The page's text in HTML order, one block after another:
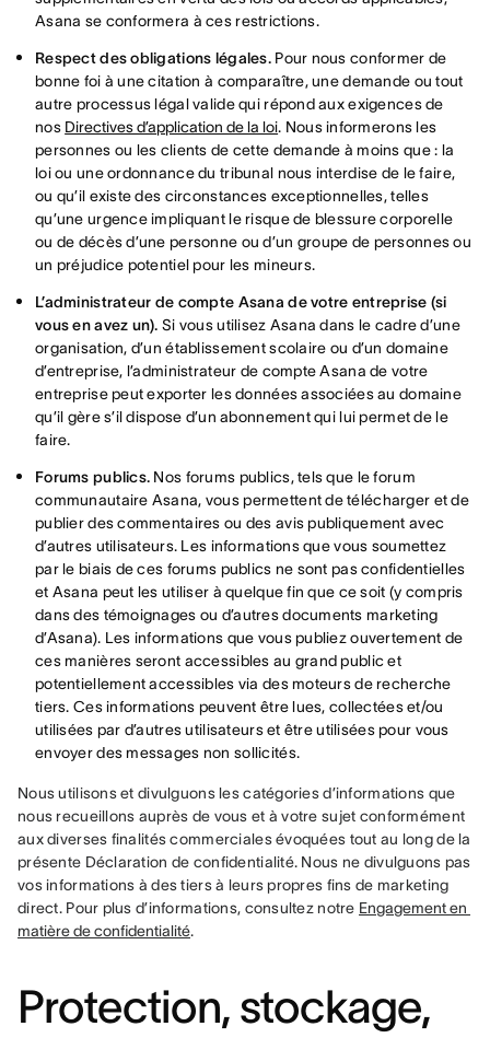
Asana se conformera à ces restrictions.
Respect des obligations légales.Pour nous conformer de
bonne foi à une citation à comparaître, une demande ou tout
autre processus légal valide qui répond aux exigences de
nos Directives d’application de la loi. Nous informerons les
personnes ou les clients de cette demande à moins que : la
loi ou une ordonnance du tribunal nous interdise de le faire,
ou qu’il existe des circonstances exceptionnelles, telles
qu’une urgence impliquant le risque de blessure corporelle
ou de décès d’une personne ou d’un groupe de personnes ou
un préjudice potentiel pour les mineurs.
L’administrateur de compte Asana de votre entreprise (si
vous en avez un). Si vous utilisez Asana dans le cadre d’une
organisation, d’un établissement scolaire ou d’un domaine
d’entreprise, l’administrateur de compte Asana de votre
entreprise peut exporter les données associées au domaine
qu’il gère s’il dispose d’un abonnement qui lui permet de le
faire.
Forums publics. Nos forums publics, tels que le forum
communautaire Asana, vous permettent de télécharger et de
publier des commentaires ou des avis publiquement avec
d’autres utilisateurs. Les informations que vous soumettez
par le biais de ces forums publics ne sont pas confidentielles
et Asana peut les utiliser à quelque fin que ce soit (y compris
dans des témoignages ou d’autres documents marketing
d’Asana). Les informations que vous publiez ouvertement de
ces manières seront accessibles au grand public et
potentiellement accessibles via des moteurs de recherche
tiers. Ces informations peuvent être lues, collectées et/ou
utilisées par d’autres utilisateurs et être utilisées pour vous
envoyer des messages non sollicités.
Nous utilisons et divulguons les catégories d’informations que
nous recueillons auprès de vous et à votre sujet conformément
aux diverses finalités commerciales évoquées tout au long de la
présente Déclaration de confidentialité. Nous ne divulguons pas
vos informations à des tiers à leurs propres fins de marketing
direct. Pour plus d’informations, consultez notre Engagement en
matière de confidentialité.
Protection, stockage,